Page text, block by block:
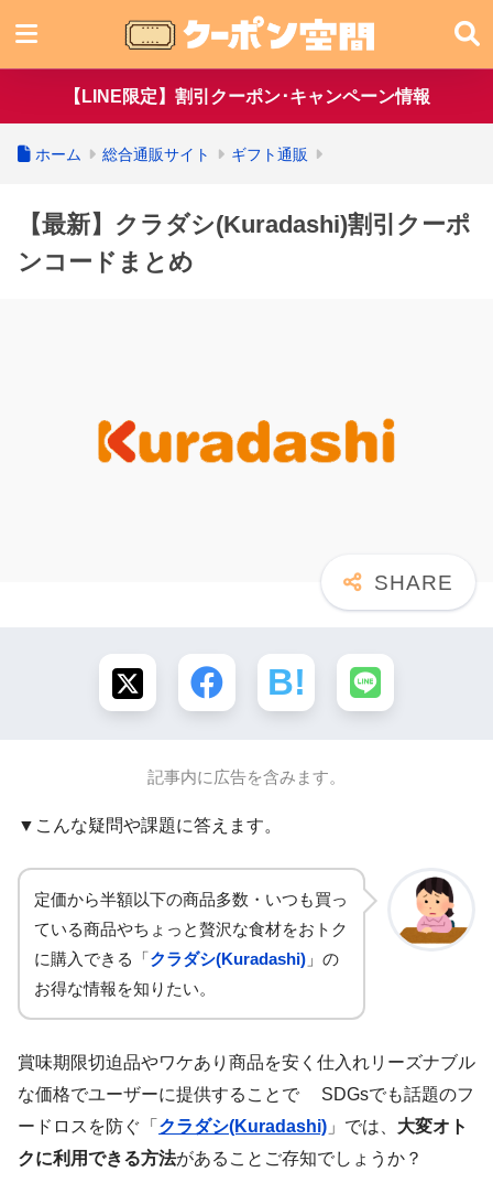
【LINE限定】割引クーポン･キャンペーン情報
ホーム 総合通販サイト ギフト通販
【最新】クラダシ(Kuradashi)割引クーポ
ンコードまとめ
記事内に広告を含みます。
▼こんな疑問や課題に答えます。
定価から半額以下の商品多数・いつも買っ
ている商品やちょっと贅沢な食材をおトク
に購入できる「クラダシ(Kuradashi) 」の
お得な情報を知りたい。
賞味期限切迫品やワケあり商品を安く仕入れリーズナブル
な価格でユーザーに提供することで SDGsでも話題のフ
ードロスを防ぐ「 クラダシ(Kuradashi) 」では、 大変オト
クに利用できる方法があることご存知でしょうか？